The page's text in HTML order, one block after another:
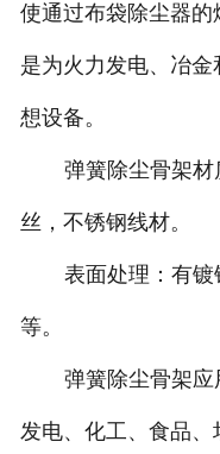
使通过布袋除尘器的
是为火力发电、冶
想设备。
弹簧除尘骨架
丝，不锈钢线材。
表面处理：有
等。
弹簧除尘骨架应
发电、化工、食品、